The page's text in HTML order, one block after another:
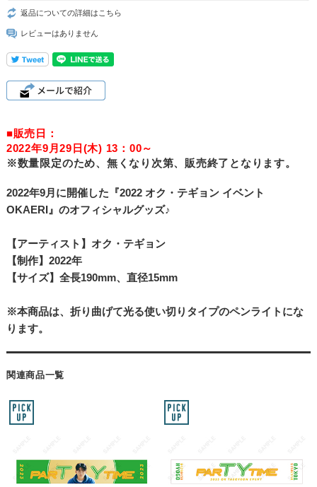
返品についての詳細はこちら
レビューはありません
■販売日：
2022年9月29日(木) 13：00～
※数量限定のため、無くなり次第、販売終了となります。
2022年9月に開催した『2022 オク・テギョン イベント
OKAERI』のオフィシャルグッズ♪
【アーティスト】オク・テギョン
【制作】2022年
【サイズ】全長190mm、直径15mm
※本商品は、折り曲げて光る使い切りタイプのペンライトにな
ります。
関連商品一覧